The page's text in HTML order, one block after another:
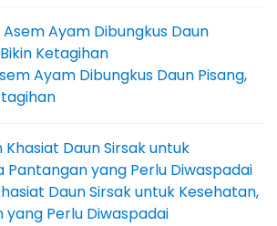
Ayam Dibungkus Daun Pisang,
Daun Sirsak untuk Kesehatan,
Perlu Diwaspadai